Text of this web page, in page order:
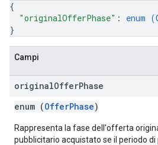
{
"originalOfferPhase" : enum (
}
Campi
originalOfferPhase
enum (OfferPhase)
Rappresenta la fase dell'offerta
pubblicitario acquistato se il periodo